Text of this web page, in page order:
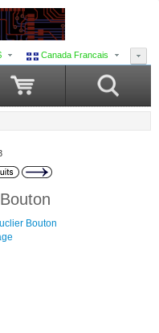
Canada Francais